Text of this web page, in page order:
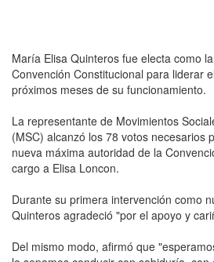
María Elisa Quinteros fue electa como
Convención Constitucional para liderar
próximos meses de su funcionamiento.
La representante de Movimientos
(MSC) alcanzó los 78 votos necesarios
nueva máxima autoridad de la
cargo a Elisa Loncon.
Durante su primera intervención como
Quinteros agradeció "por el apoyo y
Del mismo modo, afirmó que